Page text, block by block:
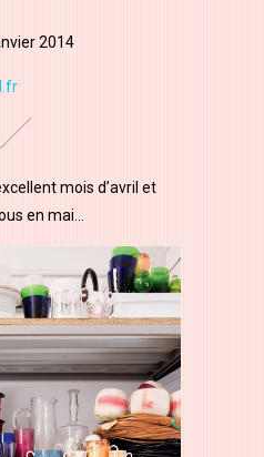
2014
mois d’avril et
en mai…